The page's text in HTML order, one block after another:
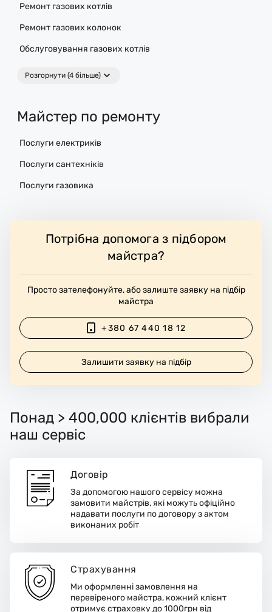
Ремонт газових котлів
Ремонт газових колонок
Обслуговування газових котлів
Розгорнути (4 більше)
Майстер по ремонту
Послуги електриків
Послуги сантехніків
Послуги газовика
Потрібна допомога з підбором
майстра?
Просто зателефонуйте, або залиште заявку на підбір
майстра
+380 67 440 18 12
Залишити заявку на підбір
Понад > 400,000 клієнтів вибрали
наш сервіс
Договір
За допомогою нашого сервісу можна
замовити майстрів, які можуть офіційно
надавати послуги по договору з актом
виконаних робіт
Страхування
Ми оформленні замовлення на
перевіреного майстра, кожний клієнт
отримує страховку до 1000грн від